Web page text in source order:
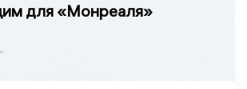
для «Монреаля»